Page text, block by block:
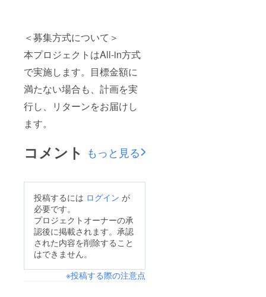
＜募集方式について＞
本プロジェクトはAll-in方式
で実施します。目標金額に
満たない場合も、計画を実
行し、リターンをお届けし
ます。
コメント もっと見る
投稿するには ログイン が
必要です。
プロジェクトオーナーの承
認後に掲載されます。承認
された内容を削除すること
はできません。
※投稿する際の注意点